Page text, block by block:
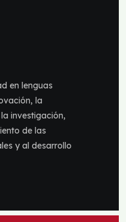
en lenguas
la
investigación,
de las
y al desarrollo